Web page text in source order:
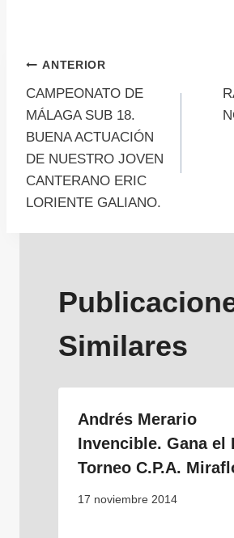
Navegación
de
entradas
ANTERIOR
CAMPEONATO DE
MÁLAGA SUB 18.
BUENA ACTUACIÓN
DE NUESTRO JOVEN
CANTERANO ERIC
LORIENTE GALIANO.
Similares
Andrés Merario
Invencible. Gana el I
Torneo C.P.A.
17 noviembre 2014